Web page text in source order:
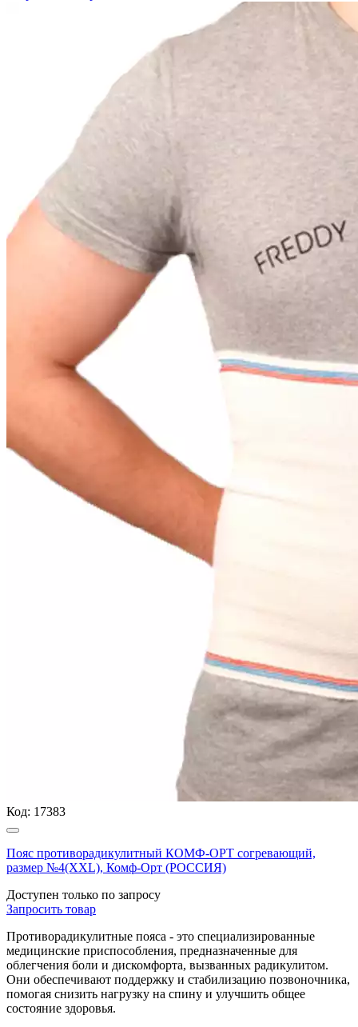
Код: 17383
Пояс противорадикулитный КОМФ-ОРТ согревающий,
размер №4(ХХL), Комф-Орт (РОССИЯ)
Доступен только по запросу
Запросить товар
Противорадикулитные пояса - это специализированные
медицинские приспособления, предназначенные для
облегчения боли и дискомфорта, вызванных радикулитом.
Они обеспечивают поддержку и стабилизацию позвоночника,
помогая снизить нагрузку на спину и улучшить общее
состояние здоровья.